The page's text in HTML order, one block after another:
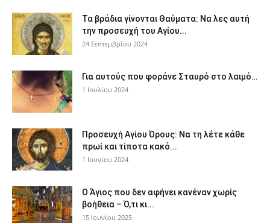
Τα βράδια γίνονται Θαύματα: Να λες αυτή
την προσευχή του Αγίου...
24 Σεπτεμβρίου 2024
Για αυτούς που φοράνε Σταυρό στο λαιμό…
1 Ιουλίου 2024
Προσευχή Αγίου Όρους: Να τη λέτε κάθε
πρωί και τίποτα κακό...
1 Ιουνίου 2024
Ο Άγιος που δεν αφήνει κανέναν χωρίς
βοήθεια – Ό,τι κι...
15 Ιουνίου 2025